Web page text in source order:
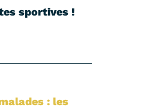
sportives !
: les